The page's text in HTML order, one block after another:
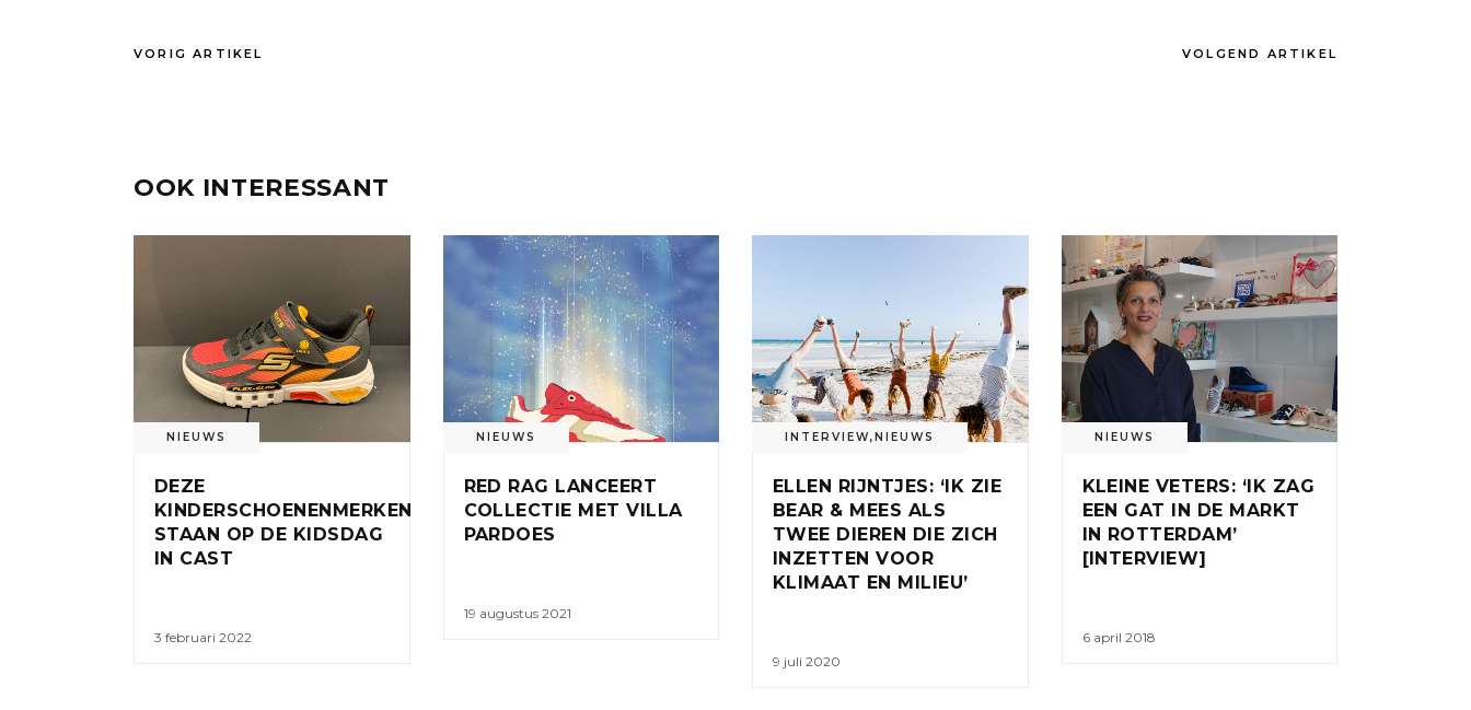
VORIG ARTIKEL VOLGEND ARTIKEL
OOK INTERESSANT
NIEUWS
DEZE
KINDERSCHOENENMERKEN
STAAN OP DE KIDSDAG
IN CAST
3 februari 2022
NIEUWS
RED RAG LANCEERT
COLLECTIE MET VILLA
PARDOES
19 augustus 2021
INTERVIEW, NIEUWS
ELLEN RIJNTJES: ‘IK ZIE
BEAR & MEES ALS
TWEE DIEREN DIE ZICH
INZETTEN VOOR
KLIMAAT EN MILIEU’
9 juli 2020
NIEUWS
KLEINE VETERS: ‘IK ZAG
EEN GAT IN DE MARKT
IN ROTTERDAM’
[INTERVIEW]
6 april 2018